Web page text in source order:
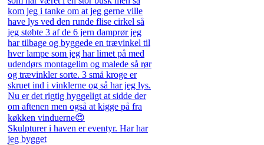
Skulpturer i haven er eventyr. Har har
jeg bygget